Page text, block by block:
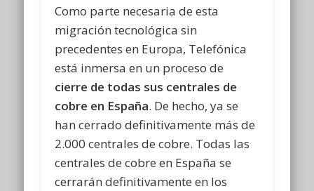
Como parte necesaria de esta
migración tecnológica sin
precedentes en Europa, Telefónica
está inmersa en un proceso de
cierre de todas sus centrales de
cobre en España. De hecho, ya se
han cerrado definitivamente más de
2.000 centrales de cobre. Todas las
centrales de cobre en España se
cerrarán definitivamente en los